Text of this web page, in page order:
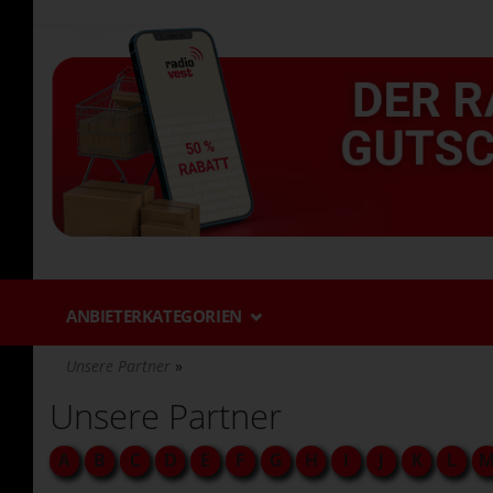
ANBIETERKATEGORIEN
Unsere Partner
Unsere Partner
A B C D E F G H I J K L M